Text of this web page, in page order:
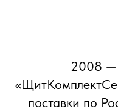
2008
поставки по